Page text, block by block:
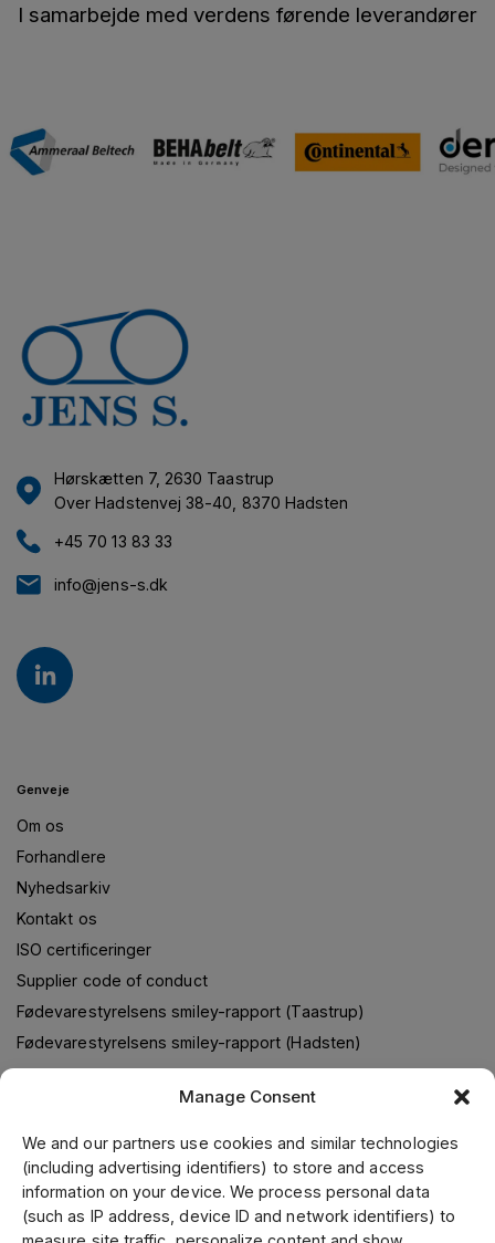
Manage Consent
We and our partners use cookies and similar technologies
(including advertising identifiers) to store and access
information on your device. We process personal data
(such as IP address, device ID and network identifiers) to
I samarbejde med verdens førende leverandører
Hørskætten 7, 2630 Taastrup
Over Hadstenvej 38-40, 8370 Hadsten
+45 70 13 83 33
info@jens-s.dk
Genveje
Om os
Forhandlere
Nyhedsarkiv
Kontakt os
ISO certificeringer
Supplier code of conduct
Fødevarestyrelsens smiley-rapport (Taastrup)
Fødevarestyrelsens smiley-rapport (Hadsten)
Om os
Jens S. Transmissioner leverer transmissionsløsninger i
samarbejde med verdens førende leverandører. Gennem
vores førende position i Skandinavien, samt fokus på kvalitet